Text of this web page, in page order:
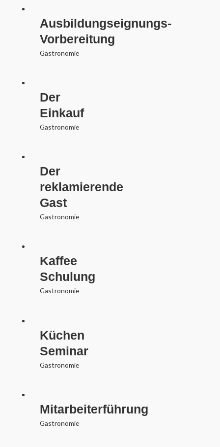
Ausbildungseignungs-
Vorbereitung
Gastronomie
Der
Einkauf
Gastronomie
Der
reklamierende
Gast
Gastronomie
Kaffee
Schulung
Gastronomie
Küchen
Seminar
Gastronomie
Mitarbeiterführung
Gastronomie